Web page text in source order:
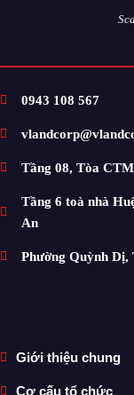
0943 108 567
Tầng 08, Tòa
Tầng 6 toà nhà
An
Phường Quỳnh Dị,
Giới thiệu chung
Cơ cấu tổ chức